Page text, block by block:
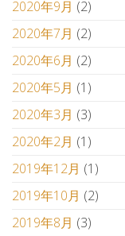
2020年9月 (2)
2020年7月 (2)
2020年6月 (2)
2020年5月 (1)
2020年3月 (3)
2020年2月 (1)
2019年12月 (1)
2019年10月 (2)
2019年8月 (3)